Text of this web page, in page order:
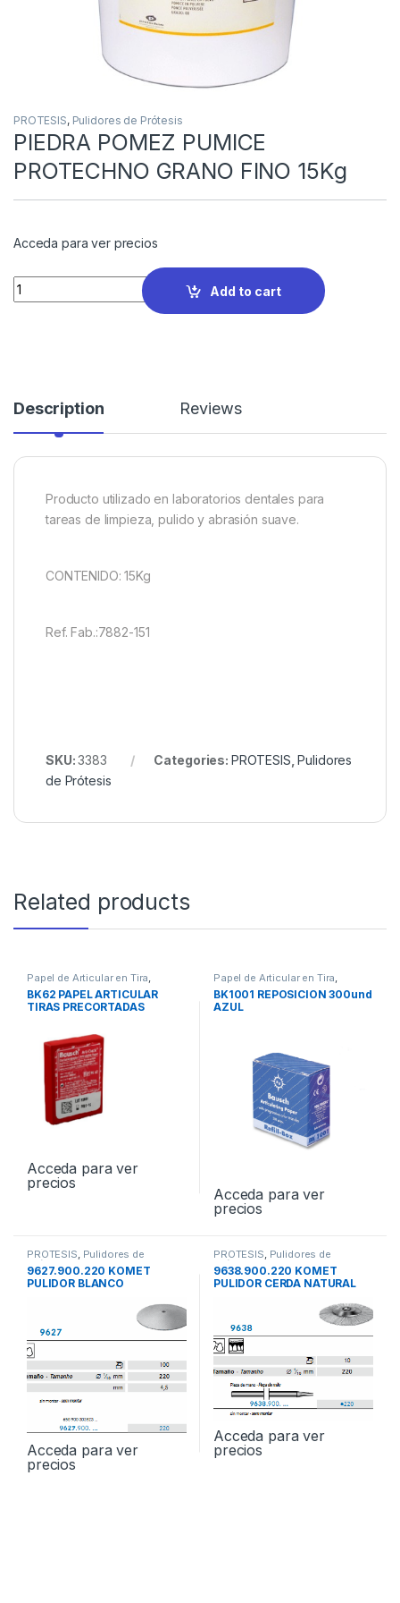
PROTESIS, Pulidores de Prótesis
PIEDRA POMEZ PUMICE
PROTECHNO GRANO FINO 15Kg
Acceda para ver precios
Quantity
Add to cart
Description Reviews
Producto utilizado en laboratorios dentales para
tareas de limpieza, pulido y abrasión suave.
CONTENIDO: 15Kg
Ref. Fab.:7882-151
SKU:3383 Categories: PROTESIS ,Pulidores
de Prótesis
Related products
Papel de Articular en Tira,
PROTESIS
BK62 PAPEL ARTICULAR
TIRAS PRECORTADAS
Acceda para ver
precios
Papel de Articular en Tira,
PROTESIS
BK1001 REPOSICION 300und
AZUL
Acceda para ver
precios
PROTESIS, Pulidores de
Prótesis
9627.900.220 KOMET
PULIDOR BLANCO
Acceda para ver
precios
PROTESIS, Pulidores de
Prótesis
9638.900.220 KOMET
PULIDOR CERDA NATURAL
Acceda para ver
precios